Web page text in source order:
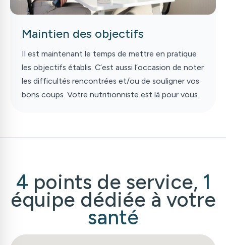
Maintien des objectifs
Il est maintenant le temps de mettre en pratique
les objectifs établis. C’est aussi l’occasion de noter
les difficultés rencontrées et/ou de souligner vos
bons coups. Votre nutritionniste est là pour vous.
4 points de service, 1
équipe dédiée à votre
santé